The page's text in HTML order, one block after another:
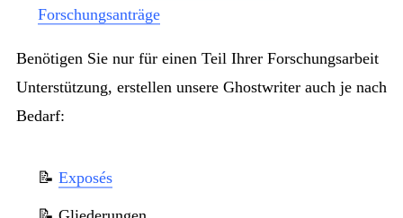
Forschungsanträge
Benötigen Sie nur für einen Teil Ihrer Forschungsarbeit
Unterstützung, erstellen unsere Ghostwriter auch je nach
Bedarf:
📝Exposés